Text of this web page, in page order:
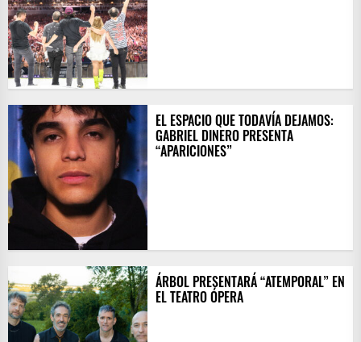
EL ESPACIO QUE TODAVÍA DEJAMOS:
GABRIEL DINERO PRESENTA
“APARICIONES”
ÁRBOL PRESENTARÁ “ATEMPORAL” EN
EL TEATRO ÓPERA